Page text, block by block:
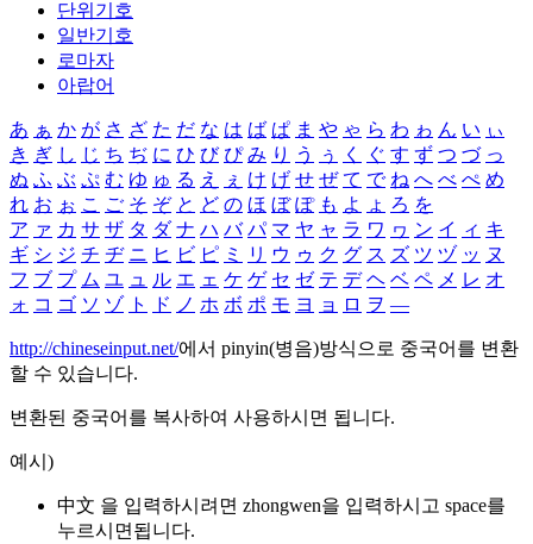
단위기호
일반기호
로마자
아랍어
あ ぁ か が さ ざ た だ な は ば ぱ ま や ゃ ら わ ゎ ん い ぃ
き ぎ し じ ち ぢ に ひ び ぴ み り う ぅ く ぐ す ず つ づ っ
ぬ ふ ぶ ぷ む ゆ ゅ る え ぇ け げ せ ぜ て で ね へ べ ぺ め
れ お ぉ こ ご そ ぞ と ど の ほ ぼ ぽ も よ ょ ろ を
ア ァ カ サ ザ タ ダ ナ ハ バ パ マ ヤ ャ ラ ワ ヮ ン イ ィ キ
ギ シ ジ チ ヂ ニ ヒ ビ ピ ミ リ ウ ゥ ク グ ス ズ ツ ヅ ッ ヌ
フ ブ プ ム ユ ュ ル エ ェ ケ ゲ セ ゼ テ デ ヘ ベ ペ メ レ オ
ォ コ ゴ ソ ゾ ト ド ノ ホ ボ ポ モ ヨ ョ ロ ヲ ―
http://chineseinput.net/에서 pinyin(병음)방식으로 중국어를 변환
할 수 있습니다.
변환된 중국어를 복사하여 사용하시면 됩니다.
예시)
中文 을 입력하시려면 zhongwen을 입력하시고 space를
누르시면됩니다.